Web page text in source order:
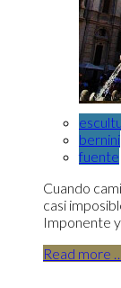
bernini
fuente
Cuando
casi
Imponente
Read more